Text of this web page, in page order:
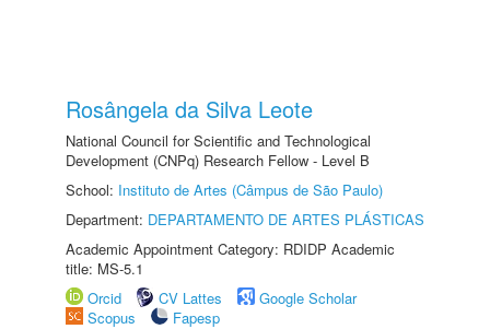
Rosângela da Silva Leote
National Council for Scientific and Technological
Development (CNPq) Research Fellow - Level B
School: Instituto de Artes (Câmpus de São Paulo)
Department: DEPARTAMENTO DE ARTES PLÁSTICAS
Academic Appointment Category: RDIDP Academic
title: MS-5.1
Orcid
CV Lattes
Google Scholar
Scopus
Fapesp